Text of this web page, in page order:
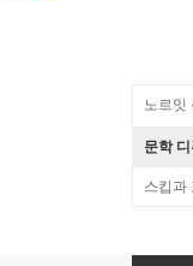
문학
스킵과